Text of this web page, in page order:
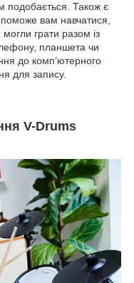
подобається. Також є
вам навчатися,
грати разом із
планшета чи
до комп’ютерного
для запису.
V-Drums